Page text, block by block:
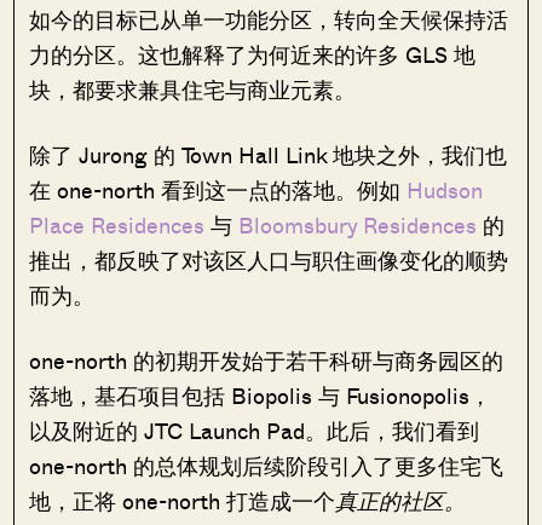
如今的目标已从单一功能分区，转向全天候保持活
力的分区。这也解释了为何近来的许多 GLS 地
块，都要求兼具住宅与商业元素。
除了 Jurong 的 Town Hall Link 地块之外，我们也
在 one-north 看到这一点的落地。例如 Hudson
Place Residences 与 Bloomsbury Residences 的
推出，都反映了对该区人口与职住画像变化的顺势
而为。
one-north 的初期开发始于若干科研与商务园区的
落地，基石项目包括 Biopolis 与 Fusionopolis，
以及附近的 JTC Launch Pad。此后，我们看到
one-north 的总体规划后续阶段引入了更多住宅飞
地，正将 one-north 打造成一个真正的社区。